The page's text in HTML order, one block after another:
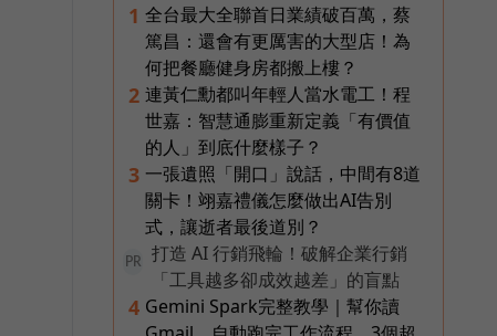
1 全台最大全聯首日業績破百萬，蔡
篤昌：還會有更厲害的大型店！為
何把餐廳健身房都搬上樓？
2 連黃仁勳都叫年輕人當水電工！程
世嘉：智慧通膨重新定義「有價值
的人」到底什麼樣子？
3 一張遺照「開口」說話，中間有8道
關卡！翊嘉禮儀怎麼做出AI告別
式，讓逝者最後道別？
PR
打造 AI 行銷飛輪！破解企業行銷
「工具越多卻成效越差」的盲點
4 Gemini Spark完整教學｜幫你讀